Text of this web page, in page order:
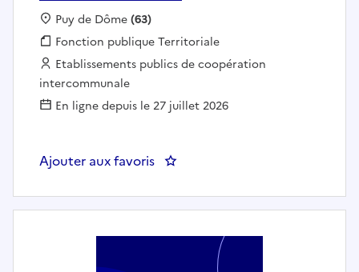
Localisation :
Puy de Dôme(63)
Fonction publique :
Fonction publique Territoriale
Employeur :
Etablissements publics de coopération
intercommunale
En ligne depuis le 27 juillet 2026
Ajouter aux favoris : Infirmier.ère